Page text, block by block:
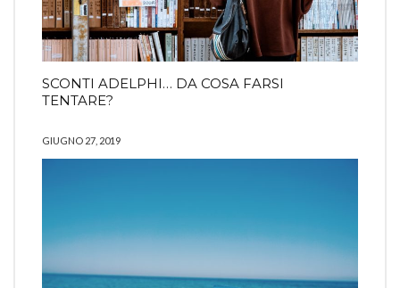
SCONTI ADELPHI… DA COSA FARSI
TENTARE?
GIUGNO 27, 2019